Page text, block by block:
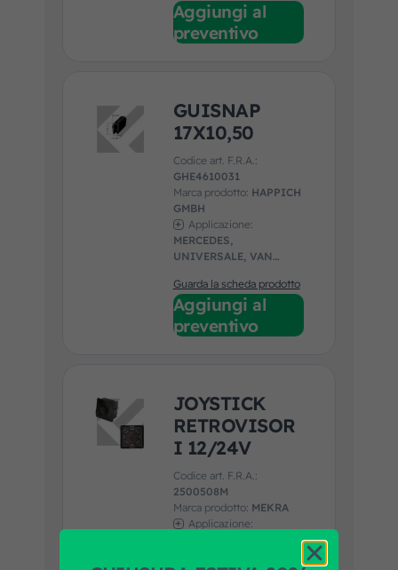
Aggiungi al
preventivo
GUISNAP
17X10,50
Codice art. F.R.A.:
GHE4610031
Marca prodotto: HAPPICH
GMBH
Applicazione:
MERCEDES,
UNIVERSALE, VAN
Guarda la scheda prodotto
Aggiungi al
preventivo
JOYSTICK
RETROVISOR
I 12/24V
Codice art. F.R.A.:
2500508M
Marca prodotto: MEKRA
Applicazione: